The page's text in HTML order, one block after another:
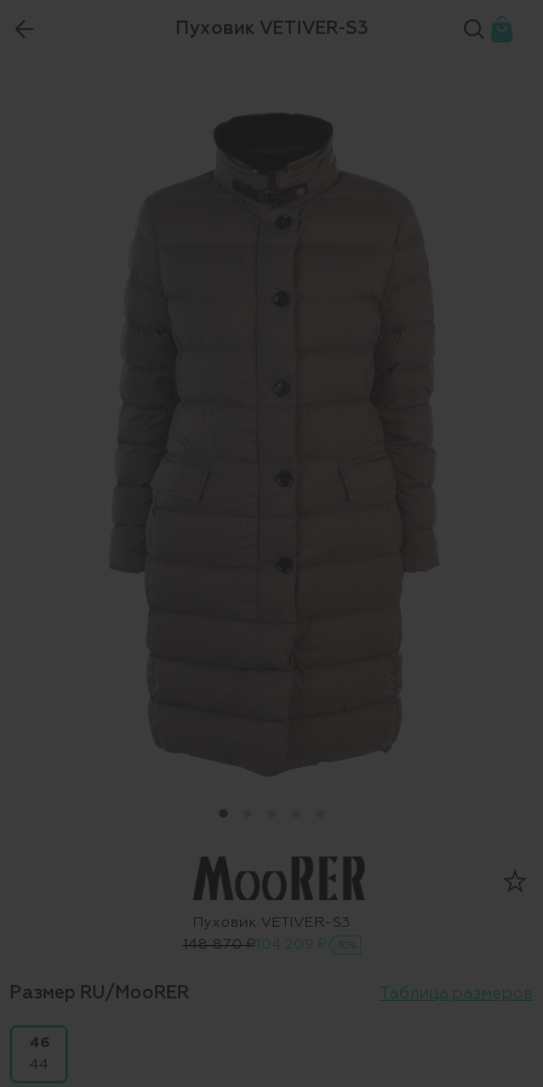
Пуховик VETIVER-S3
Пуховик VETIVER-S3
148 870 ₽ 104 209 ₽ -30%
Размер RU/MooRER Таблица размеров
46
44